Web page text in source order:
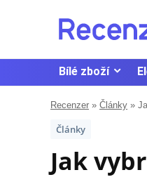
Bílé zboží
Recenzer » Články »
Články
Jak